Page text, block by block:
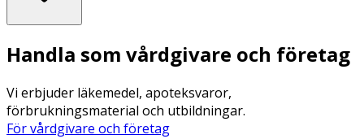
Handla som vårdgivare och företag
Vi erbjuder läkemedel, apoteksvaror,
förbrukningsmaterial och utbildningar.
För vårdgivare och företag